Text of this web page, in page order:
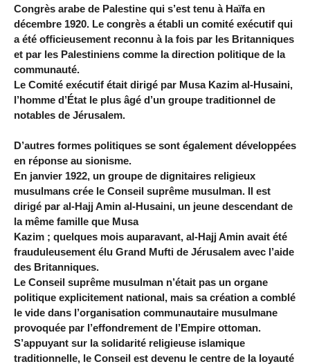
Congrès arabe de Palestine qui s’est tenu à Haïfa en
décembre 1920. Le congrès a établi un comité exécutif qui
a été officieusement reconnu à la fois par les Britanniques
et par les Palestiniens comme la direction politique de la
communauté.
Le Comité exécutif était dirigé par Musa Kazim al-Husaini,
l’homme d’État le plus âgé d’un groupe traditionnel de
notables de Jérusalem.
D’autres formes politiques se sont également développées
en réponse au sionisme.
En janvier 1922, un groupe de dignitaires religieux
musulmans crée le Conseil suprême musulman. Il est
dirigé par al-Hajj Amin al-Husaini, un jeune descendant de
la même famille que Musa
Kazim ; quelques mois auparavant, al-Hajj Amin avait été
frauduleusement élu Grand Mufti de Jérusalem avec l’aide
des Britanniques.
Le Conseil suprême musulman n’était pas un organe
politique explicitement national, mais sa création a comblé
le vide dans l’organisation communautaire musulmane
provoquée par l’effondrement de l’Empire ottoman.
S’appuyant sur la solidarité religieuse islamique
traditionnelle, le Conseil est devenu le centre de la loyauté